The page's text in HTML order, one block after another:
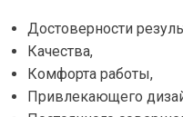
Достоверности
Качества,
Комфорта работы,
Привлекающего